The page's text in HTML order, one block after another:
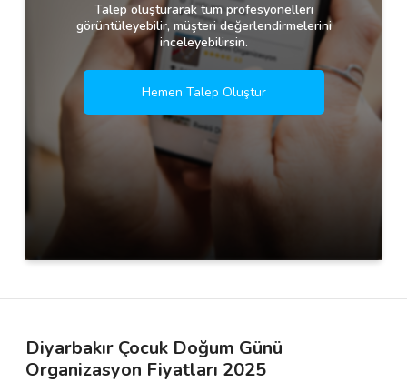
Talep oluşturarak tüm profesyonelleri
görüntüleyebilir, müşteri değerlendirmelerini
inceleyebilirsin.
Hemen Talep Oluştur
Diyarbakır Çocuk Doğum Günü
Organizasyon Fiyatları 2025